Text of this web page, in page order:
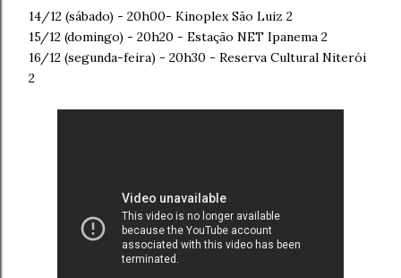
14/12 (sábado) - 20h00- Kinoplex São Luiz 2
15/12 (domingo) - 20h20 - Estação NET Ipanema 2
16/12 (segunda-feira) - 20h30 - Reserva Cultural Niterói
2